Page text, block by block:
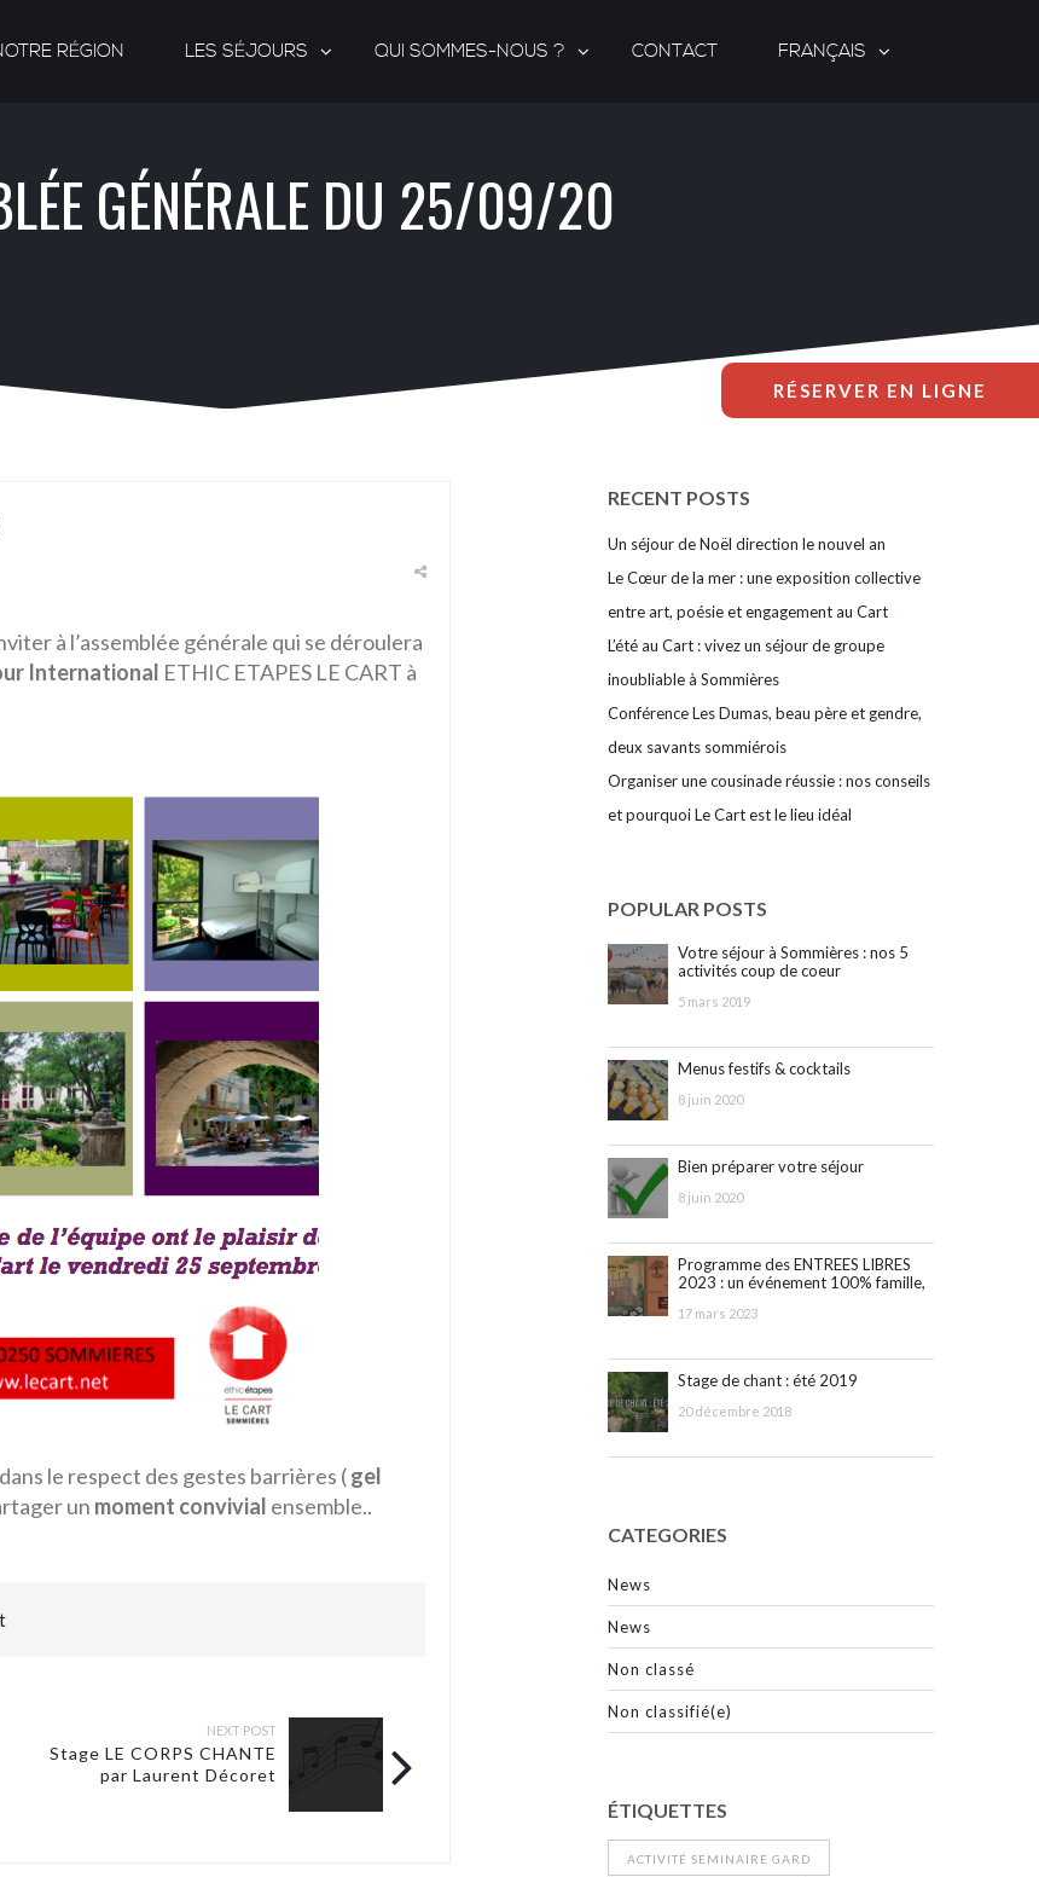
RÉGION LES SÉJOURS QUI SOMMES-NOUS ? CONTACT FRANÇAIS
GÉNÉRALE DU 25/09/20
à l’assemblée générale qui se déroulera
International ETHIC ETAPES LE CART à
le respect des gestes barrières (gel
un moment convivial ensemble..
NEXT POST
Stage LE CORPS CHANTE
par Laurent Décoret
RECENT POSTS
Un séjour de Noël direction le nouvel an
Le Cœur de la mer : une exposition collective
entre art, poésie et engagement au Cart
L’été au Cart : vivez un séjour de groupe
inoubliable à Sommières
Conférence Les Dumas, beau père et gendre,
deux savants sommiérois
Organiser une cousinade réussie : nos conseils
et pourquoi Le Cart est le lieu idéal
POPULAR POSTS
Votre séjour à Sommières : nos 5
activités coup de coeur
5 mars 2019
Menus festifs & cocktails
8 juin 2020
Bien préparer votre séjour
8 juin 2020
Programme des ENTREES LIBRES
2023 : un événement 100% famille,
17 mars 2023
Stage de chant : été 2019
20 décembre 2018
CATEGORIES
News
News
Non classé
Non classifié(e)
ÉTIQUETTES
ACTIVITÉ SEMINAIRE GARD
RÉSERVER EN LIGNE